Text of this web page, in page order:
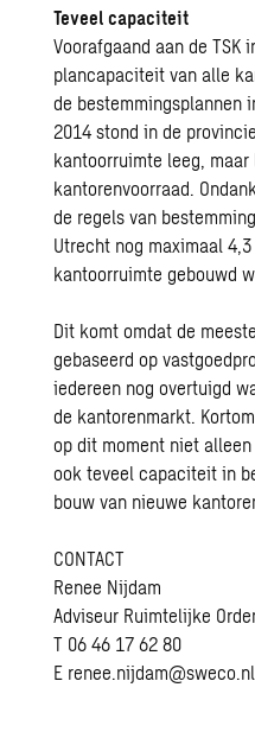
Teveel capaciteit
Voorafgaand aan de TSK
plancapaciteit van alle
de bestemmingsplannen
2014 stond in de
kantoorruimte leeg,
kantorenvoorraad.
de regels van
Utrecht nog maximaal
kantoorruimte gebouwd
Dit komt omdat de
gebaseerd op
iedereen nog overtuigd
de kantorenmarkt.
op dit moment niet
ook teveel capaciteit in
bouw van nieuwe
CONTACT
Renee Nijdam
Adviseur Ruimtelijke
T 06 46 17 62 80
E renee.nijdam@sweco.nl